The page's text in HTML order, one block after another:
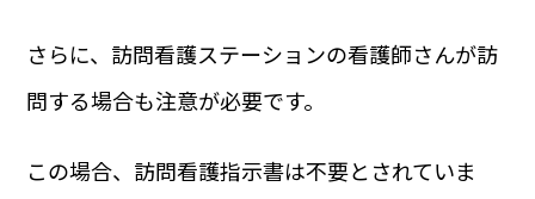
さらに、訪問看護ステーションの看護師さんが訪
問する場合も注意が必要です。
この場合、訪問看護指示書は不要とされていま